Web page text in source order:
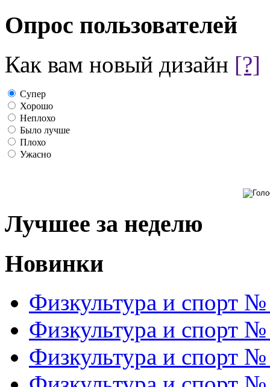
Опрос пользователей
Как вам новый дизайн [?]
Супер
Хорошо
Неплохо
Было лучше
Плохо
Ужасно
Лучшее за неделю
Новинки
Физкультура и спорт
Физкультура и спорт
Физкультура и спорт